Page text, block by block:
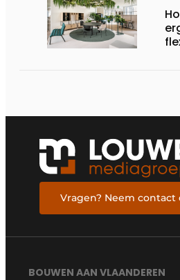
Vragen? Neem contact
BOUWEN AAN VLAANDEREN